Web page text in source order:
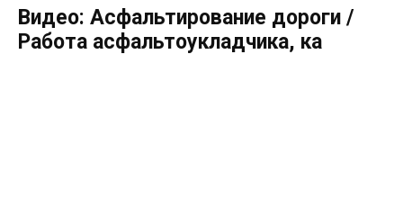
Видео: Асфальтирование дороги /
Работа асфальтоукладчика, ка